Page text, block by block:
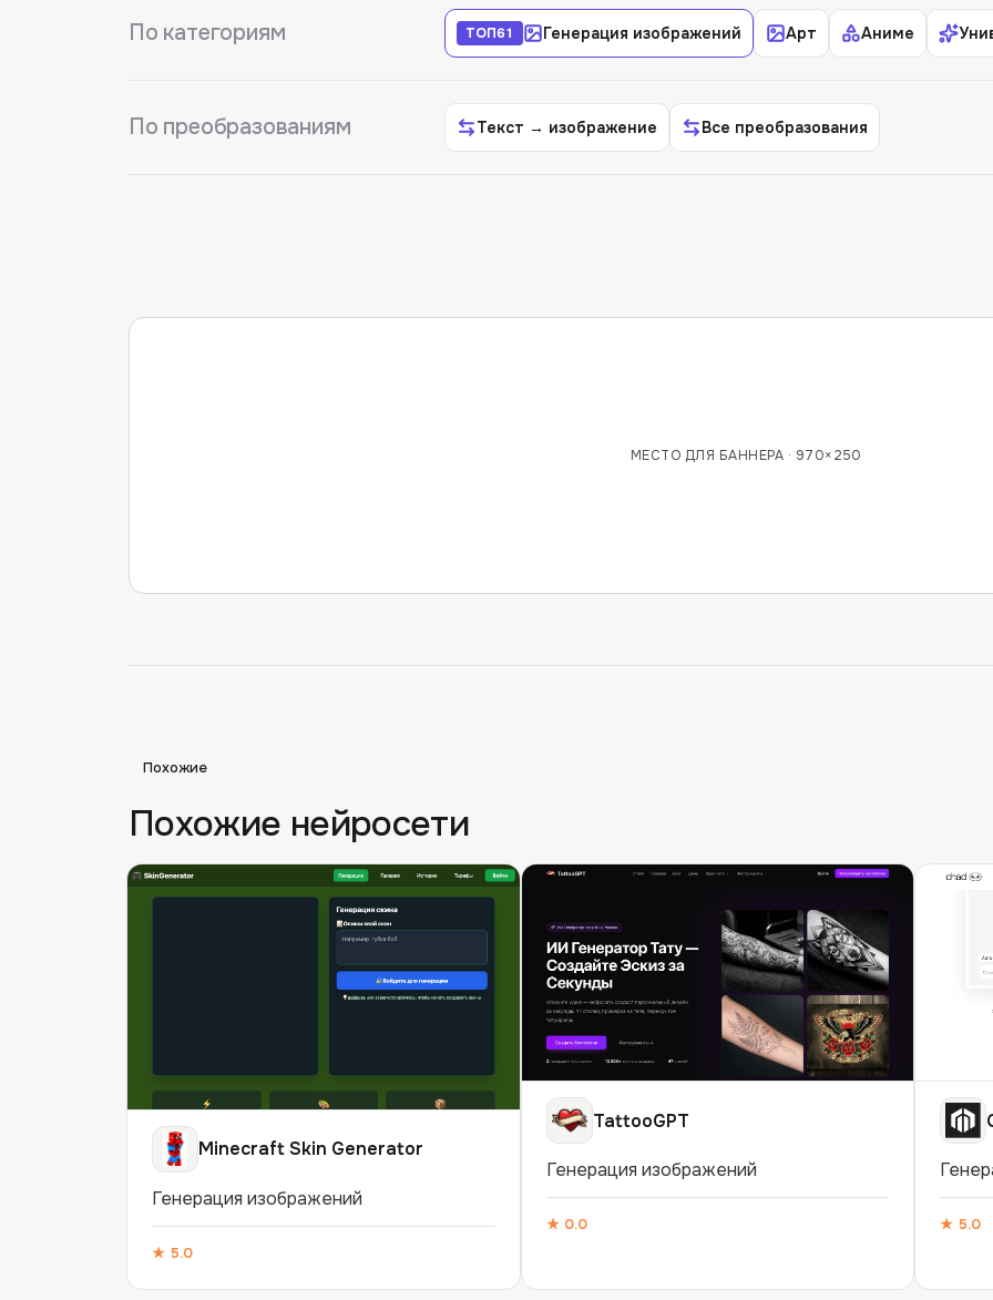
По категориям ТОП61 Генерация изображений Арт Аниме
По преобразованиям Текст → изображение Все преобразования
МЕСТО ДЛЯ БАННЕРА · 970×250
Похожие
Похожие нейросети
Minecraft Skin Generator
Генерация изображений
★ 5.0
TattooGPT
Генерация изображений
★ 0.0 ★5.0